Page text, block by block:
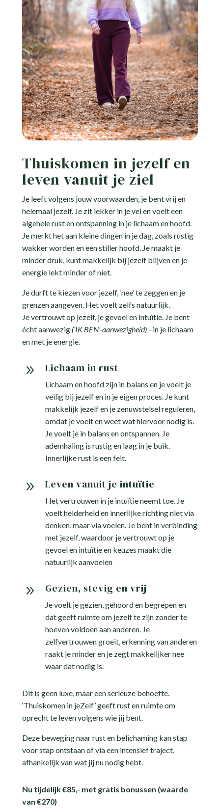
Thuiskomen in jezelf en
leven vanuit je ziel
Je leeft volgens jouw voorwaarden, je bent vrij en
helemaal jezelf. Je zit lekker in je vel en voelt een
algehele rust en ontspanning in je lichaam en hoofd.
Je merkt het aan kleine dingen in je dag, zoals rustig
wakker worden en een stiller hoofd. Je maakt je
minder druk, kunt makkelijk bij jezelf blijven en je
energie lekt minder of niet.
Je durft te kiezen voor jezelf, ‘nee’ te zeggen en je
grenzen aangeven. Het voelt zelfs natuurlijk.
Je vertrouwt op jezelf, je gevoel en intuïtie. Je bent
écht aanwezig (‘IK BEN’-aanwezigheid)- in je lichaam
en met je energie.
9 Lichaam in rust
Lichaam en hoofd zijn in balans en je voelt je
veilig bij jezelf en in je eigen proces. Je kunt
makkelijk jezelf en je zenuwstelsel reguleren,
omdat je voelt en weet wat hiervoor nodig is.
Je voelt je in balans en ontspannen. Je
ademhaling is rustig en laag in je buik.
Innerlijke rust is een feit.
9 Leven vanuit je intuïtie
Het vertrouwen in je intuïtie neemt toe. Je
voelt helderheid en innerlijke richting niet via
denken, maar via voelen. Je bent in verbinding
met jezelf, waardoor je vertrouwt op je
gevoel en intuïtie en keuzes maakt die
natuurlijk aanvoelen
9 Gezien, stevig en vrij
Je voelt je gezien, gehoord en begrepen en
dat geeft ruimte om jezelf te zijn zonder te
hoeven voldoen aan anderen. Je
zelfvertrouwen groeit, erkenning van anderen
raakt je minder en je zegt makkelijker nee
waar dat nodig is.
Dit is geen luxe, maar een serieuze behoefte.
‘Thuiskomen in jeZelf’ geeft rust en ruimte om
oprecht te leven volgens wie jij bent.
Deze beweging naar rust en belichaming kan stap
voor stap ontstaan of via een intensief traject,
afhankelijk van wat jij nu nodig hebt.
Nu tijdelijk €85,- met gratis bonussen (waarde
van €270)